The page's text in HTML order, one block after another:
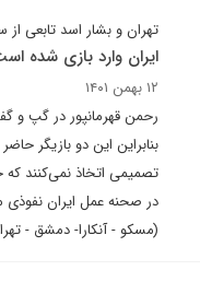
تهران و بشار اسد تابعی
ایران وارد بازی شده
۱۲ بهمن ۱۴۰۱
رحمن قهرمانپور در گپ و
بنابراین این دو بازیگر
تصمیمی اتخاذ نمی‌کنند که
در صحنه عمل ایران نفوذی
(مسکو - آنکارا- دمشق -